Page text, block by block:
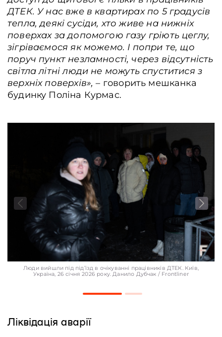
ДТЕК. У нас вже в квартирах по 5 градусів
тепла, деякі сусіди, хто живе на нижніх
поверхах за допомогою газу гріють цеглу,
зігріваємося як можемо. І попри те, що
поруч пункт незламності, через відсутність
світлалітні люди не можуть спуститися з
верхніх поверхів», – говорить мешканка
будинку Поліна Курмас.
Люди вийшли під під’їзд в очікуванні працівників ДТЕК. Київ,
Україна, 26 січня 2026 року. Данило Дубчак / Frontliner
Ліквідація аварії